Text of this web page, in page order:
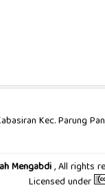
Kec. Parung
Mengabdi, All rights
Licensed under